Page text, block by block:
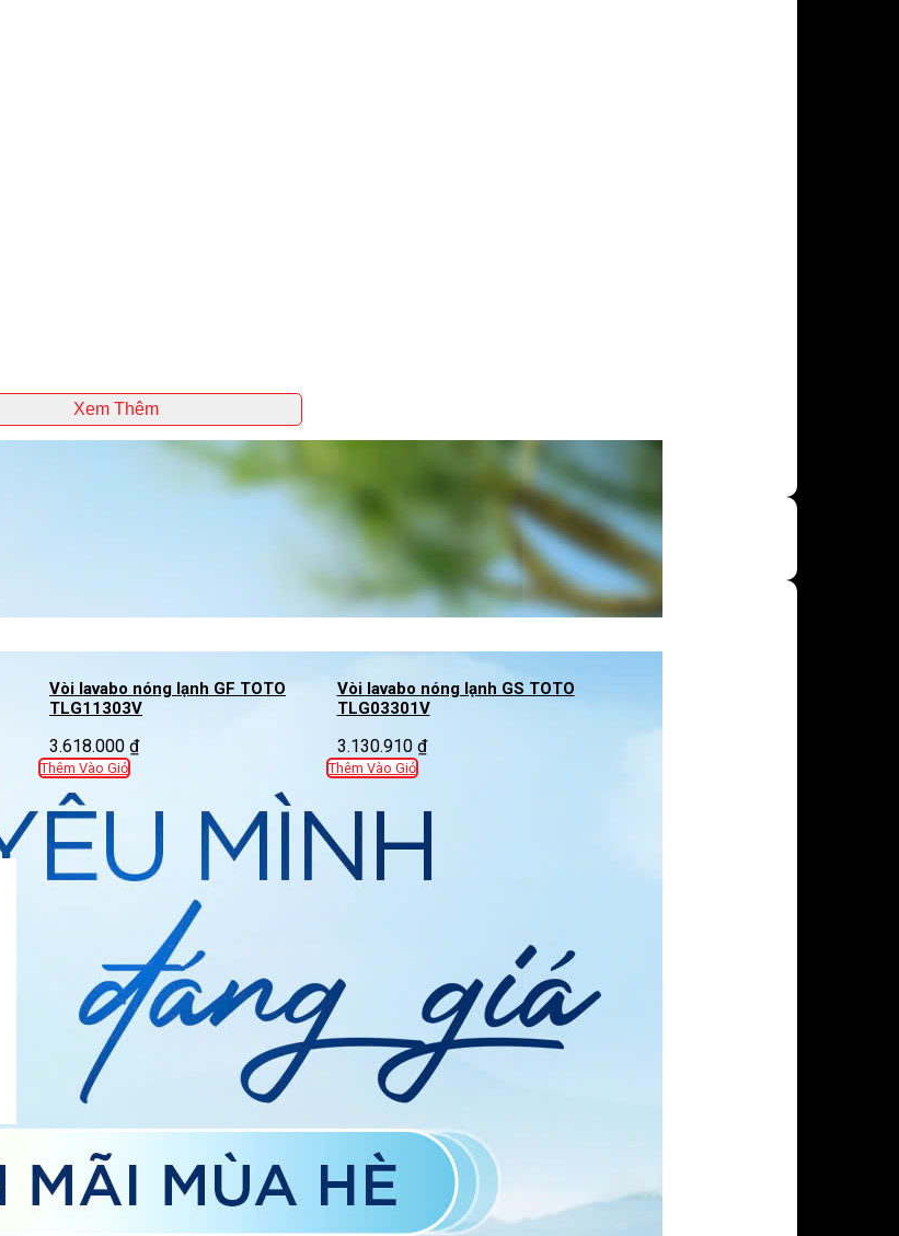
Xem Thêm
Vòi lavabo nóng lạnh GF TOTO
TLG11303V
3.618.000 ₫
Thêm Vào Giỏ
Vòi lavabo nóng lạnh GS TOTO
TLG03301V
3.130.910 ₫
Thêm Vào Giỏ